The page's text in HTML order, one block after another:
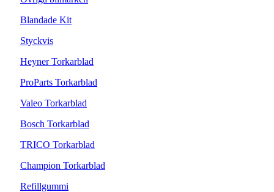
Blandade Kit
Styckvis
Heyner Torkarblad
ProParts Torkarblad
Valeo Torkarblad
Bosch Torkarblad
TRICO Torkarblad
Champion Torkarblad
Refillgummi